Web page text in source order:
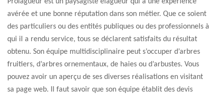
avérée et une bonne réputation dans son métier. Que ce soient
des particuliers ou des entités publiques ou des professionnels à
qui il a rendu service, tous se déclarent satisfaits du résultat
obtenu. Son équipe multidisciplinaire peut s’occuper d’arbres
fruitiers, d’arbres ornementaux, de haies ou d’arbustes. Vous
pouvez avoir un aperçu de ses diverses réalisations en visitant
sa page web. Il faut savoir que son équipe établit des devis